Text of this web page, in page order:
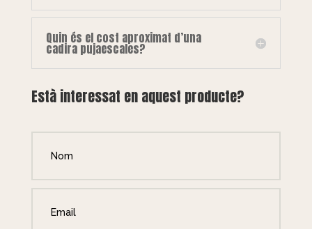
Quin és el cost aproximat d’una
cadira pujaescales?
Està interessat en aquest producte?